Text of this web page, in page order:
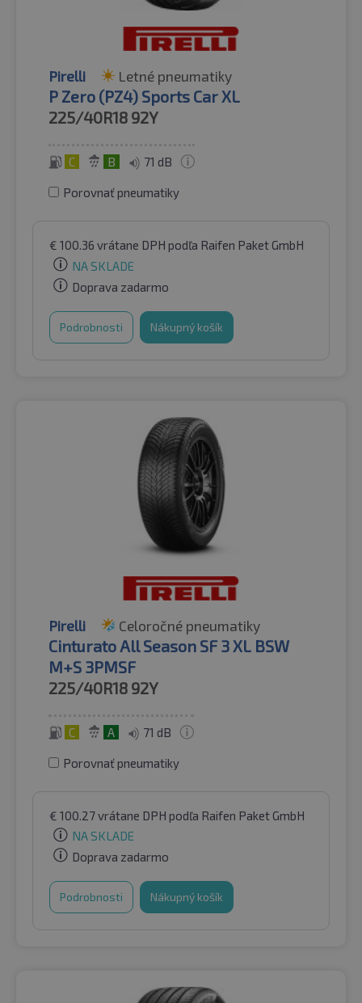
Pirelli Letné pneumatiky
P Zero (PZ4) Sports Car XL
225/40R18 92Y
C B 71 dB
Porovnať pneumatiky
€ 100.36 vrátane DPH podľa Raifen Paket GmbH
NA SKLADE
Doprava zadarmo
Podrobnosti Nákupný košík
Pirelli Celoročné pneumatiky
Cinturato All Season SF 3 XL BSW
M+S 3PMSF
225/40R18 92Y
C A 71 dB
Porovnať pneumatiky
€ 100.27vrátane DPH podľa Raifen Paket GmbH
NA SKLADE
Doprava zadarmo
Podrobnosti Nákupný košík